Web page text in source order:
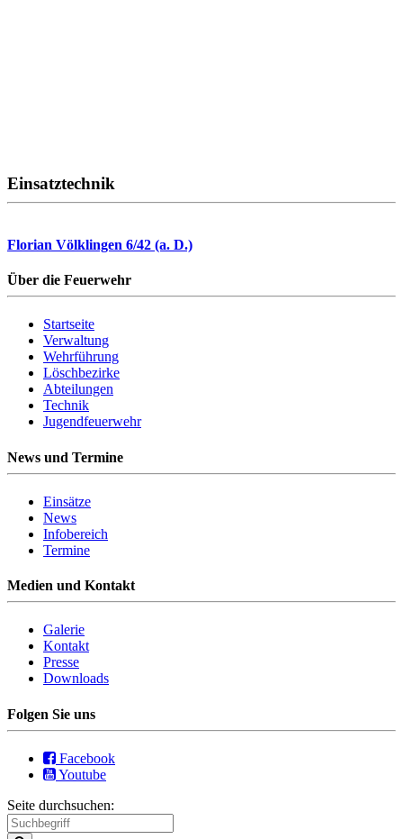
Einsatztechnik
Florian Völklingen 6/42 (a. D.)
Über die Feuerwehr
Startseite
Verwaltung
Wehrführung
Löschbezirke
Abteilungen
Technik
Jugendfeuerwehr
News und Termine
Einsätze
News
Infobereich
Termine
Medien und Kontakt
Galerie
Kontakt
Presse
Downloads
Folgen Sie uns
Facebook
Youtube
Seite durchsuchen: